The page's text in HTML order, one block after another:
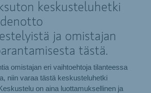
keskusteluhetki
ja omistajan
tästä.
omistajan eri vaihtoehtoja tilanteessa
niin varaa tästä keskusteluhetki
on aina luottamuksellinen ja